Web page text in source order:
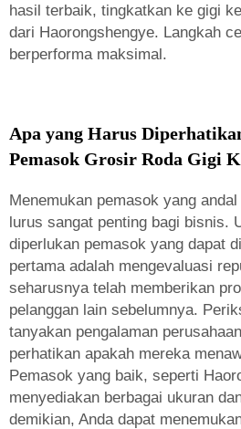
hasil terbaik, tingkatkan ke gigi
dari Haorongshengye. Langkah
berperforma maksimal.
Apa yang Harus
Pemasok Grosir Roda Gigi
Menemukan pemasok yang
lurus sangat penting bagi bisnis.
diperlukan pemasok yang dapat
pertama adalah mengevaluasi
seharusnya telah memberikan
pelanggan lain sebelumnya.
tanyakan pengalaman
perhatikan apakah mereka
Pemasok yang baik, seperti
menyediakan berbagai ukuran
demikian, Anda dapat